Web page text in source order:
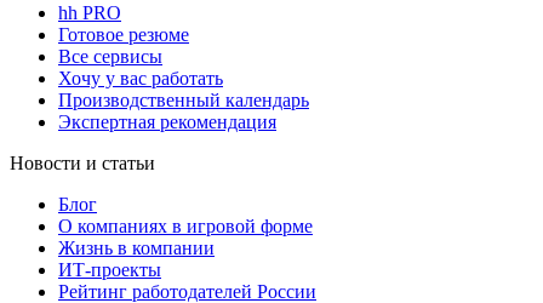
hh PRO
Готовое резюме
Все сервисы
Хочу у вас работать
Производственный календарь
Экспертная рекомендация
Новости и статьи
Блог
О компаниях в игровой форме
Жизнь в компании
ИТ-проекты
Рейтинг работодателей России